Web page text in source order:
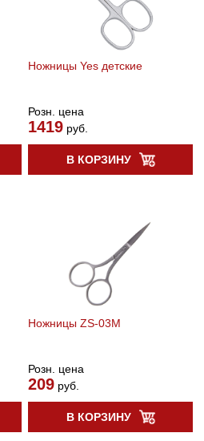
Ножницы Yes детские
Розн. цена
1419 руб.
В КОРЗИНУ
Ножницы ZS-03M
Розн. цена
209 руб.
В КОРЗИНУ